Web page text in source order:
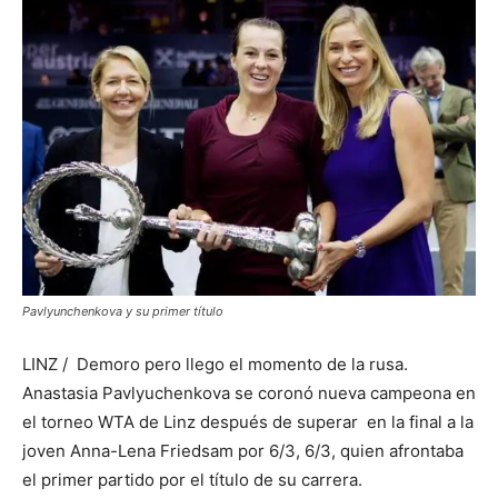
Pavlyunchenkova y su primer título
LINZ / Demoro pero llego el momento de la rusa.
Anastasia Pavlyuchenkova se coronó nueva campeona en
el torneo WTA de Linz después de superar en la final a la
joven Anna-Lena Friedsam por 6/3, 6/3, quien afrontaba
el primer partido por el título de su carrera.